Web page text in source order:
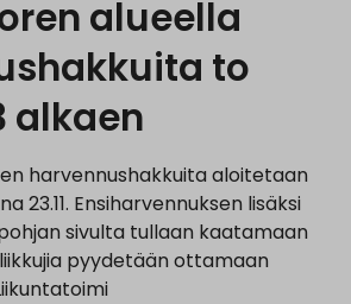
alueella
to
alkaen
harvennushakkuita aloitetaan
23.11. Ensiharvennuksen lisäksi
sivulta tullaan kaatamaan
pyydetään ottamaan